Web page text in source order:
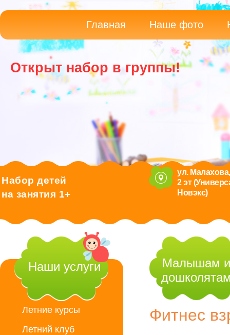
Главная Наше фото
Открыт набор в группы!
Набор детей
на занятия 1+
ул.
2 эт
Новэкс)
Малышам и
Фитнес
Наши услуги
Летние курсы
Летний клуб